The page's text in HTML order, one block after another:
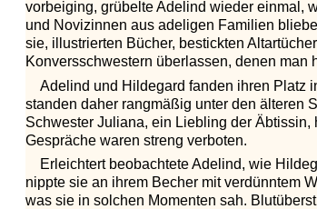
vorbeiging, grübelte Adelind wieder einmal,
und Novizinnen aus adeligen Familien
sie, illustrierten Bücher, bestickten
Konversschwestern überlassen, denen man
Adelind und Hildegard fanden ihren Platz
standen daher rangmäßig unter den älteren
Schwester Juliana, ein Liebling der
Gespräche waren streng verboten.
Erleichtert beobachtete Adelind, wie
nippte sie an ihrem Becher mit verdünntem
was sie in solchen Momenten sah.